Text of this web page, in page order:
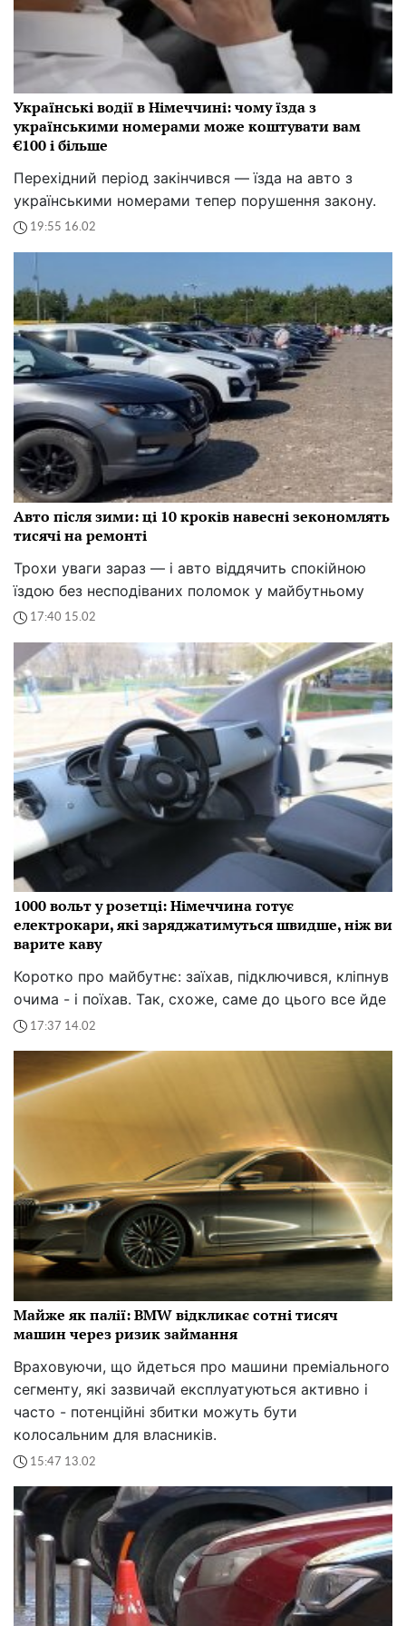
Українські водії в Німеччині: чому їзда з
українськими номерами може коштувати вам
€100 і більше
Перехідний період закінчився — їзда на авто з
українськими номерами тепер порушення закону.
19:55 16.02
Авто після зими: ці 10 кроків навесні зекономлять
тисячі на ремонті
Трохи уваги зараз — і авто віддячить спокійною
їздою без несподіваних поломок у майбутньому
17:40 15.02
1000 вольт у розетці: Німеччина готує
електрокари, які заряджатимуться швидше, ніж ви
варите каву
Коротко про майбутнє: заїхав, підключився, кліпнув
очима - і поїхав. Так, схоже, саме до цього все йде
17:37 14.02
Майже як палії: BMW відкликає сотні тисяч
машин через ризик займання
Враховуючи, що йдеться про машини преміального
сегменту, які зазвичай експлуатуються активно і
часто - потенційні збитки можуть бути
колосальним для власників.
15:47 13.02